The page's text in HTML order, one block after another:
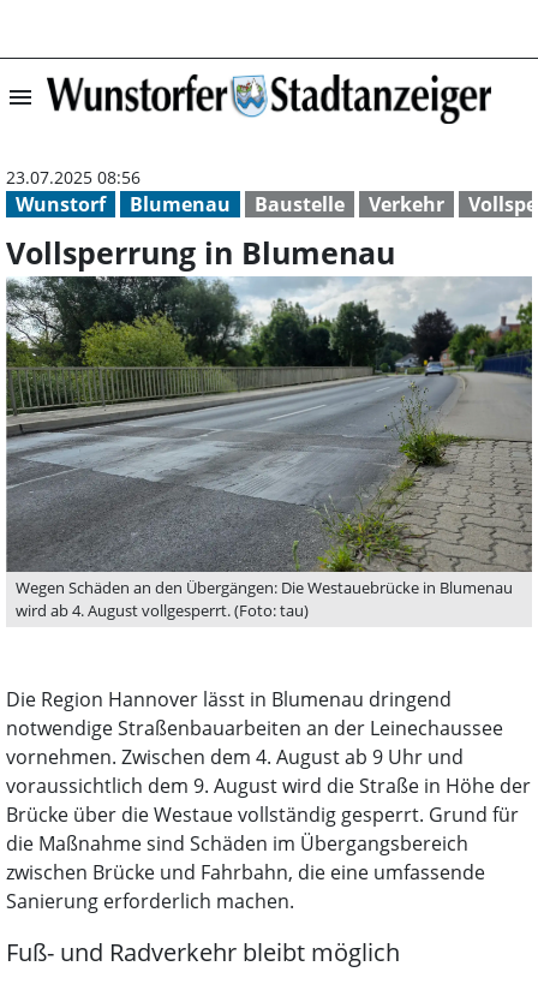
menu Vollsperrung in
Wunstorf Blumenau Baustelle Verkehr
23.07.2025 08:56
Vollsperrung in Blumenau
Wegen Schäden an den Übergängen: Die Westauebrücke in Blumenau
wird ab 4. August vollgesperrt. (Foto: tau)
Die Region Hannover lässt in Blumenau dringend
notwendige Straßenbauarbeiten an der Leinechaussee
vornehmen. Zwischen dem 4. August ab 9 Uhr und
voraussichtlich dem 9. August wird die Straße in Höhe der
Brücke über die Westaue vollständig gesperrt. Grund für
die Maßnahme sind Schäden im Übergangsbereich
zwischen Brücke und Fahrbahn, die eine umfassende
Sanierung erforderlich machen.
Fuß- und Radverkehr bleibt möglich